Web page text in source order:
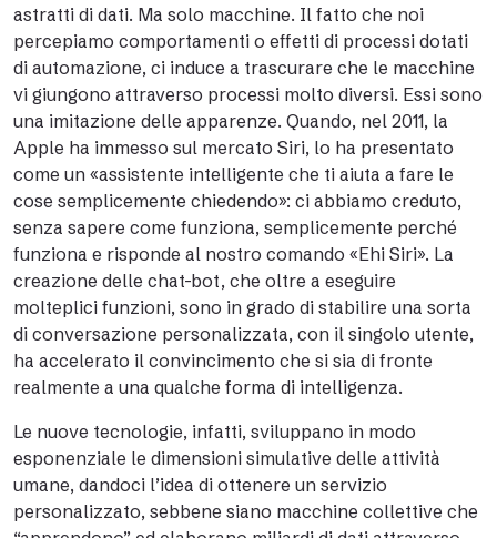
astratti di dati. Ma solo macchine. Il fatto che noi
percepiamo comportamenti o effetti di processi dotati
di automazione, ci induce a trascurare che le macchine
vi giungono attraverso processi molto diversi. Essi sono
una imitazione delle apparenze. Quando, nel 2011, la
Apple ha immesso sul mercato Siri, lo ha presentato
come un «assistente intelligente che ti aiuta a fare le
cose semplicemente chiedendo»: ci abbiamo creduto,
senza sapere come funziona, semplicemente perché
funziona e risponde al nostro comando «Ehi Siri». La
creazione delle chat-bot, che oltre a eseguire
molteplici funzioni, sono in grado di stabilire una sorta
di conversazione personalizzata, con il singolo utente,
ha accelerato il convincimento che si sia di fronte
realmente a una qualche forma di intelligenza.
Le nuove tecnologie, infatti, sviluppano in modo
esponenziale le dimensioni simulative delle attività
umane, dandoci l’idea di ottenere un servizio
personalizzato, sebbene siano macchine collettive che